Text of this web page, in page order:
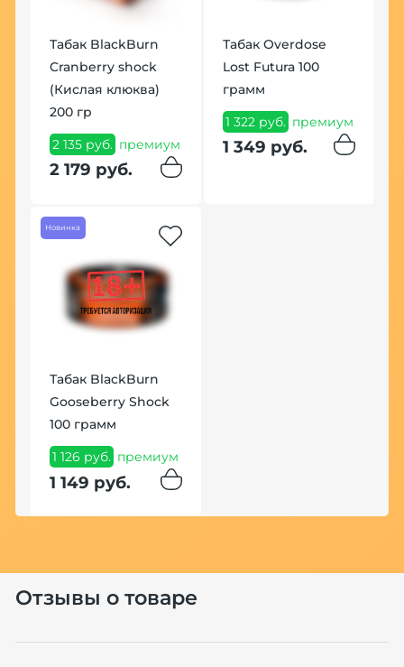
Табак BlackBurn
Cranberry shock
(Кислая клюква)
200 гр
2 135 руб. премиум
2 179 руб.
Табак Overdose
Lost Futura 100
грамм
1 322 руб. премиум
1 349 руб.
Новинка
Табак BlackBurn
Gooseberry Shock
100 грамм
1 126 руб. премиум
1 149 руб.
Отзывы о товаре